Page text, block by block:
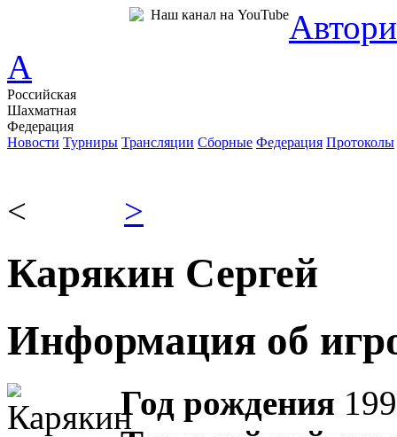
Наш канал на YouTube
A
Российская
Шахматная
Федерация
Новости Турниры Трансляции Сборные Федерация Протоколы
< >
Карякин Сергей
Информация об
Год рождения